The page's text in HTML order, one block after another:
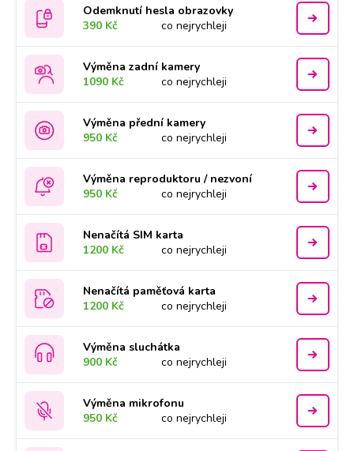
Odemknutí hesla obrazovky
390 Kč
co nejrychleji
Výměna zadní kamery
1090 Kč
co nejrychleji
Výměna přední kamery
950 Kč
co nejrychleji
Výměna reproduktoru / nezvoní
950 Kč
co nejrychleji
Nenačítá SIM karta
1200 Kč
co nejrychleji
Nenačítá paměťová karta
1200 Kč
co nejrychleji
Výměna sluchátka
900 Kč
co nejrychleji
Výměna mikrofonu
950 Kč
co nejrychleji